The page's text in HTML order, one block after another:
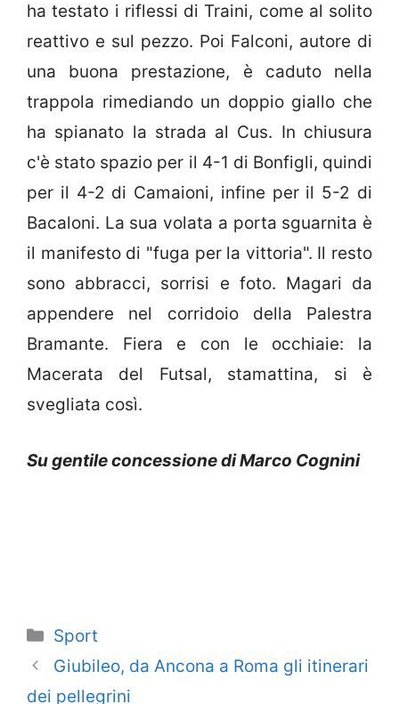
ha testato i riflessi di Traini, come al solito
reattivo e sul pezzo. Poi Falconi, autore di
una buona prestazione, è caduto nella
trappola rimediando un doppio giallo che
ha spianato la strada al Cus. In chiusura
c'è stato spazio per il 4-1 di Bonfigli, quindi
per il 4-2 di Camaioni, infine per il 5-2 di
Bacaloni. La sua volata a porta sguarnita è
il manifesto di "fuga per la vittoria". Il resto
sono abbracci, sorrisi e foto. Magari da
appendere nel corridoio della Palestra
Bramante. Fiera e con le occhiaie: la
Macerata del Futsal, stamattina, si è
svegliata così.
Su gentile concessione di Marco Cognini
Categorie
Sport
Giubileo, da Ancona a Roma gli itinerari
dei pellegrini